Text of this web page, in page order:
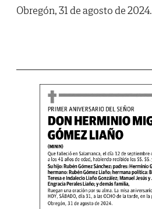
Obregón, 31 de agosto de 2024.